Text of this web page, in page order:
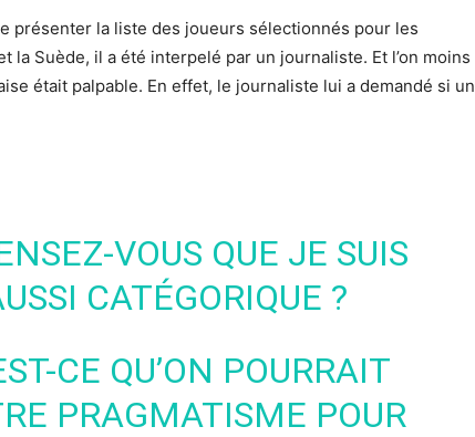
présenter la liste des joueurs sélectionnés pour les
la Suède, il a été interpelé par un journaliste. Et l’on moins
était palpable. En effet, le journaliste lui a demandé si un
VOUS QUE JE SUIS
CATÉGORIQUE ?
CE QU’ON POURRAIT
PRAGMATISME POUR